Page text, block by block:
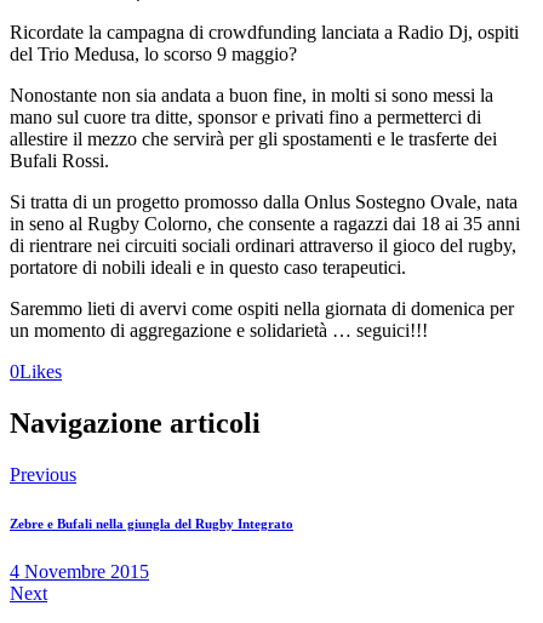
Ricordate la campagna di crowdfunding lanciata a Radio Dj, ospiti
del Trio Medusa, lo scorso 9 maggio?
Nonostante non sia andata a buon fine, in molti si sono messi la
mano sul cuore tra ditte, sponsor e privati fino a permetterci di
allestire il mezzo che servirà per gli spostamenti e le trasferte dei
Bufali Rossi.
Si tratta di un progetto promosso dalla Onlus Sostegno Ovale, nata
in seno al Rugby Colorno, che consente a ragazzi dai 18 ai 35 anni
di rientrare nei circuiti sociali ordinari attraverso il gioco del rugby,
portatore di nobili ideali e in questo caso terapeutici.
Saremmo lieti di avervi come ospiti nella giornata di domenica per
un momento di aggregazione e solidarietà … seguici!!!
0Likes
Navigazione articoli
Previous
Zebre e Bufali nella giungla del Rugby Integrato
4 Novembre 2015
Next